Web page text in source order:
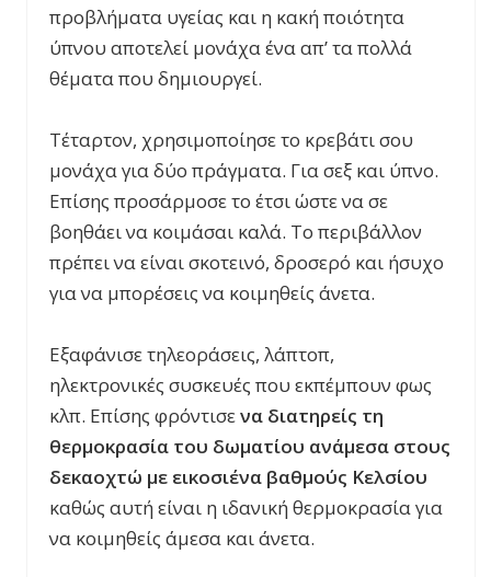
προβλήματα υγείας και η κακή ποιότητα
ύπνου αποτελεί μονάχα ένα απ’ τα πολλά
θέματα που δημιουργεί.
Τέταρτον, χρησιμοποίησε το κρεβάτι σου
μονάχα για δύο πράγματα. Για σεξ και ύπνο.
Επίσης προσάρμοσε το έτσι ώστε να σε
βοηθάει να κοιμάσαι καλά. Το περιβάλλον
πρέπει να είναι σκοτεινό, δροσερό και ήσυχο
για να μπορέσεις να κοιμηθείς άνετα.
Εξαφάνισε τηλεοράσεις, λάπτοπ,
ηλεκτρονικές συσκευές που εκπέμπουν φως
κλπ. Επίσης φρόντισενα διατηρείς τη
θερμοκρασία του δωματίου ανάμεσα στους
δεκαοχτώ με εικοσιένα βαθμούς Κελσίου
καθώς αυτή είναι η ιδανική θερμοκρασία για
να κοιμηθείς άμεσα και άνετα.